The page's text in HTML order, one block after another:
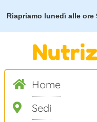
Riapriamo lunedì alle ore
Home
Sedi